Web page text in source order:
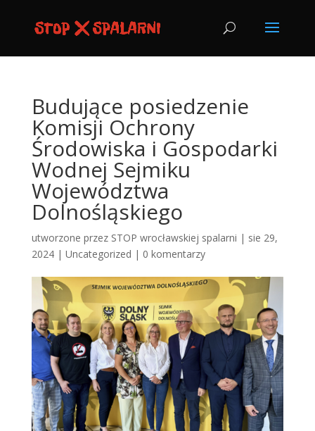
Budujące posiedzenie
Komisji Ochrony
Środowiska i Gospodarki
Wodnej Sejmiku
Województwa
Dolnośląskiego
utworzone przez STOP wrocławskiej spalarni | sie 29,
2024| Uncategorized | 0 komentarzy